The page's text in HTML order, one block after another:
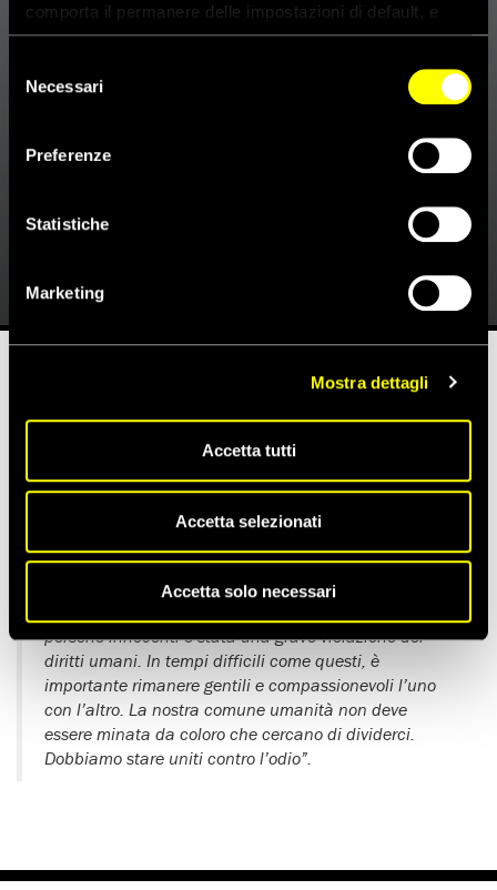
comporta il permanere delle impostazioni di default, e
dunque la continuazione della navigazione con i cookie
dei cookie attivi sul sito clicca
delNecessari
Preferenze
Statistiche
Marketing
Mostra dettagli
Accetta tutti
Accetta selezionati
Accetta solo necessari
Attacco a Westminster:
“Dobbiamo stare uniti contro
l’odio”
24 Marzo 2017
il 22 marzo,Kate Allen, direttrice di Amnesty International
Regno Unito ha dichiarato:
“I nostri pensieri sono con tutte le persone colpite dal
terribile attentato a Westminster. Questo attacco
persone innocenti è stata una grave violazione dei
diritti umani. In tempi difficili come questi, è
importante rimanere gentili e compassionevoli l’uno
con l’altro. La nostra comune umanità non deve
essere minata da coloro che cercano di dividerci.
Dobbiamo stare uniti contro l’odio”.